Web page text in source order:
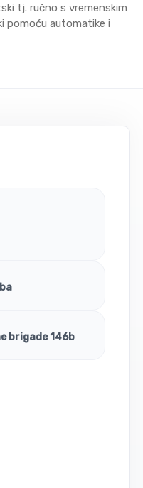
tj. ručno s vremenskim
pomoću automatike i
brigade 146b